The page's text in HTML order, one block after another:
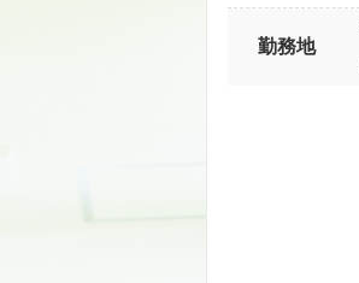
勤務地